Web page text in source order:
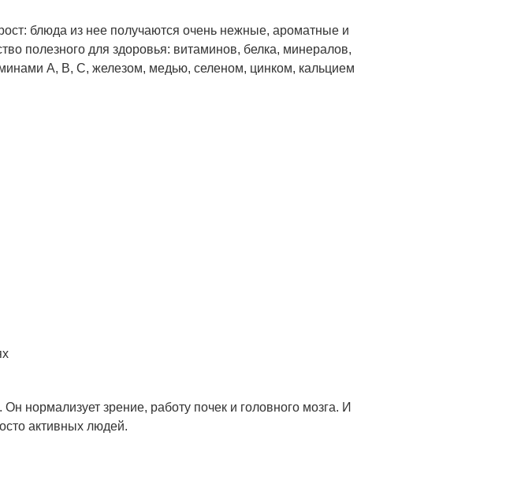
блюда из нее получаются очень нежные, ароматные и
полезного для здоровья: витаминов, белка, минералов,
А, В, С, железом, медью, селеном, цинком, кальцием
нормализует зрение, работу почек и головного мозга. И
активных людей.